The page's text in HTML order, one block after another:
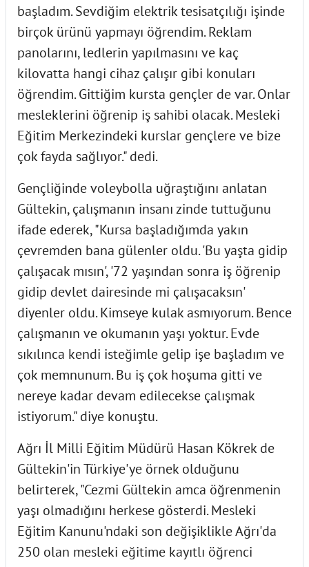
başladım. Sevdiğim elektrik tesisatçılığı işinde
birçok ürünü yapmayı öğrendim. Reklam
panolarını, ledlerin yapılmasını ve kaç
kilovatta hangi cihaz çalışır gibi konuları
öğrendim. Gittiğim kursta gençler de var. Onlar
mesleklerini öğrenip iş sahibi olacak. Mesleki
Eğitim Merkezindeki kurslar gençlere ve bize
çok fayda sağlıyor." dedi.
Gençliğinde voleybolla uğraştığını anlatan
Gültekin, çalışmanın insanı zinde tuttuğunu
ifade ederek, "Kursa başladığımda yakın
çevremden bana gülenler oldu. 'Bu yaşta gidip
çalışacak mısın', '72 yaşından sonra iş öğrenip
gidip devlet dairesinde mi çalışacaksın'
diyenler oldu. Kimseye kulak asmıyorum. Bence
çalışmanın ve okumanın yaşı yoktur. Evde
sıkılınca kendi isteğimle gelip işe başladım ve
çok memnunum. Bu iş çok hoşuma gitti ve
nereye kadar devam edilecekse çalışmak
istiyorum." diye konuştu.
Ağrı İl Milli Eğitim Müdürü Hasan Kökrek de
Gültekin'in Türkiye'ye örnek olduğunu
belirterek, "Cezmi Gültekin amca öğrenmenin
yaşı olmadığını herkese gösterdi. Mesleki
Eğitim Kanunu'ndaki son değişiklikle Ağrı'da
250 olan mesleki eğitime kayıtlı öğrenci